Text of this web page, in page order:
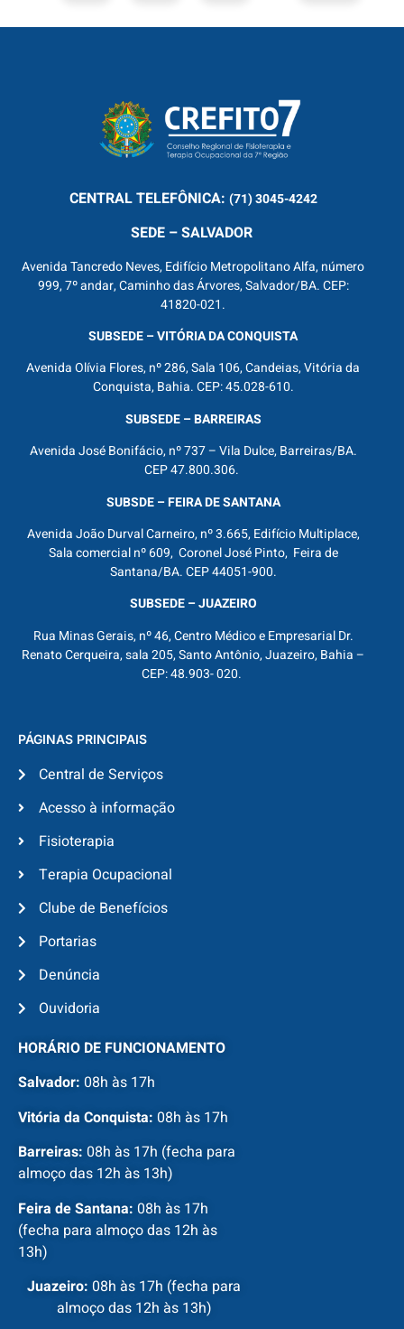
CENTRALTELEFÔNICA: (71) 3045-4242
SEDE – SALVADOR
Avenida Tancredo Neves, Edifício Metropolitano Alfa, número
999, 7º andar, Caminho das Árvores, Salvador/BA. CEP:
41820-021.
SUBSEDE – VITÓRIA DA CONQUISTA
Avenida Olívia Flores, nº 286, Sala 106, Candeias, Vitória da
Conquista, Bahia. CEP: 45.028-610.
SUBSEDE – BARREIRAS
Avenida José Bonifácio, nº 737 – Vila Dulce, Barreiras/BA.
CEP 47.800.306.
SUBSDE – FEIRA DE SANTANA
Avenida João Durval Carneiro, nº 3.665, Edifício Multiplace,
Sala comercial nº 609, Coronel José Pinto, Feira de
Santana/BA. CEP 44051-900.
SUBSEDE – JUAZEIRO
Rua Minas Gerais, nº 46, Centro Médico e Empresarial Dr.
Renato Cerqueira, sala 205, Santo Antônio, Juazeiro, Bahia –
CEP: 48.903- 020.
PÁGINAS PRINCIPAIS
Central de Serviços
Acesso à informação
Fisioterapia
Terapia Ocupacional
Clube de Benefícios
Portarias
Denúncia
Ouvidoria
HORÁRIO DE FUNCIONAMENTO
Salvador: 08h às 17h
Vitória da Conquista: 08h às 17h
Barreiras: 08h às 17h (fecha para
almoço das 12h às 13h)
Feira de Santana: 08h às 17h
(fecha para almoço das 12h às
13h)
Juazeiro: 08h às 17h (fecha para
almoço das 12h às 13h)